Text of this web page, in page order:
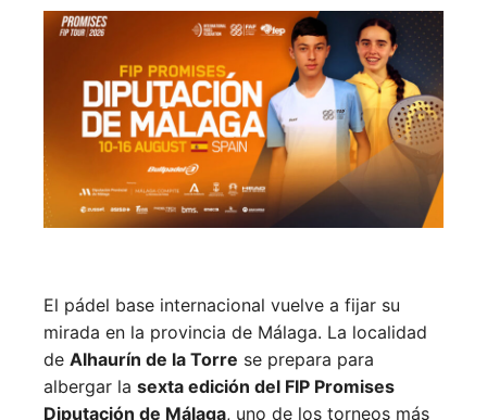
El pádel base internacional vuelve a fijar su
mirada en la provincia de Málaga. La localidad
de Alhaurín de la Torre se prepara para
albergar la sexta edición del FIP Promises
Diputación de Málaga, uno de los torneos más